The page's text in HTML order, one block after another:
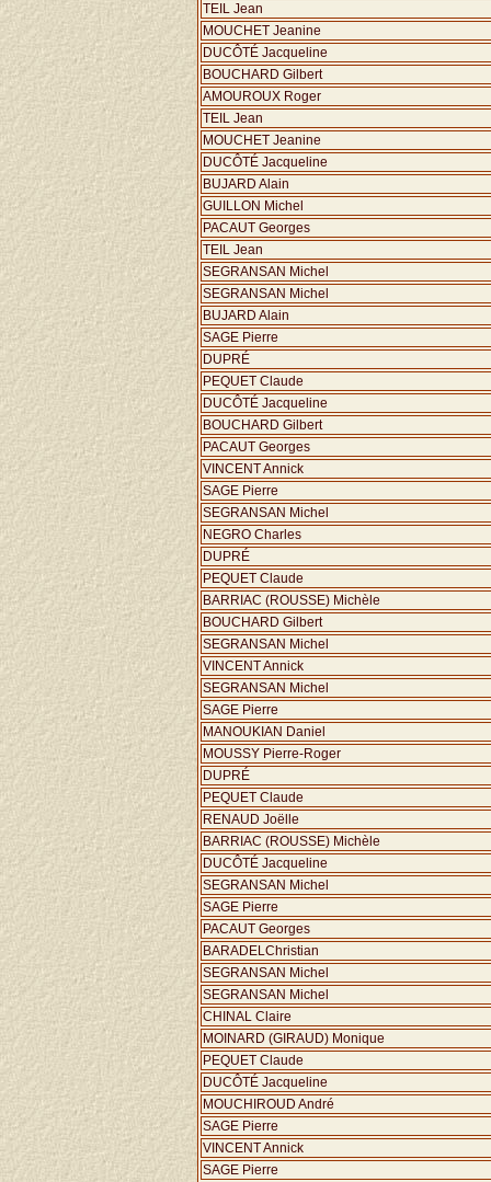
TEIL Jean
MOUCHET Jeanine
DUCÔTÉ Jacqueline
BOUCHARD Gilbert
AMOUROUX Roger
TEIL Jean
MOUCHET Jeanine
DUCÔTÉ Jacqueline
BUJARD Alain
GUILLON Michel
PACAUT Georges
TEIL Jean
SEGRANSAN Michel
SEGRANSAN Michel
BUJARD Alain
SAGE Pierre
DUPRÉ
PEQUET Claude
DUCÔTÉ Jacqueline
BOUCHARD Gilbert
PACAUT Georges
VINCENT Annick
SAGE Pierre
SEGRANSAN Michel
NEGRO Charles
DUPRÉ
PEQUET Claude
BARRIAC (ROUSSE) Michèle
BOUCHARD Gilbert
SEGRANSAN Michel
VINCENT Annick
SEGRANSAN Michel
SAGE Pierre
MANOUKIAN Daniel
MOUSSY Pierre-Roger
DUPRÉ
PEQUET Claude
RENAUD Joëlle
BARRIAC (ROUSSE) Michèle
DUCÔTÉ Jacqueline
SEGRANSAN Michel
SAGE Pierre
PACAUT Georges
BARADELChristian
SEGRANSAN Michel
SEGRANSAN Michel
CHINAL Claire
MOINARD (GIRAUD) Monique
PEQUET Claude
DUCÔTÉ Jacqueline
MOUCHIROUD André
SAGE Pierre
VINCENT Annick
SAGE Pierre